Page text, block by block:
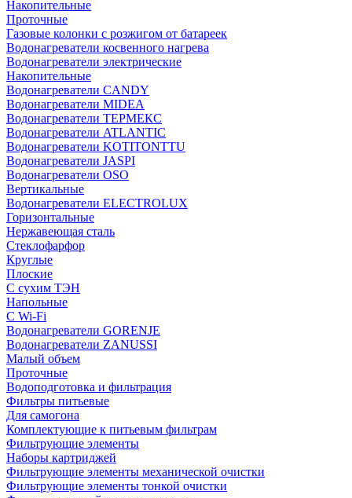
Накопительные
Проточные
Газовые колонки с розжигом от батареек
Водонагреватели косвенного нагрева
Водонагреватели электрические
Накопительные
Водонагреватели CANDY
Водонагреватели MIDEA
Водонагреватели ТЕРМЕКС
Водонагреватели ATLANTIC
Водонагреватели KOTITONTTU
Водонагреватели JASPI
Водонагреватели OSO
Вертикальные
Водонагреватели ELECTROLUX
Горизонтальные
Нержавеющая сталь
Стеклофарфор
Круглые
Плоские
С сухим ТЭН
Напольные
С Wi-Fi
Водонагреватели GORENJE
Водонагреватели ZANUSSI
Малый объем
Проточные
Водоподготовка и фильтрация
Фильтры питьевые
Для самогона
Комплектующие к питьевым фильтрам
Фильтрующие элементы
Наборы картриджей
Фильтрующие элементы механической очистки
Фильтрующие элементы тонкой очистки